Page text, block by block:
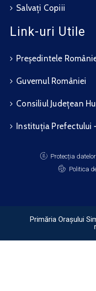
Salvați Copiii
Link-uri Utile
Președintele
Guvernul României
Consiliul Județean
Instituția Prefectului
Protecția
Politica
Primăria Orașului